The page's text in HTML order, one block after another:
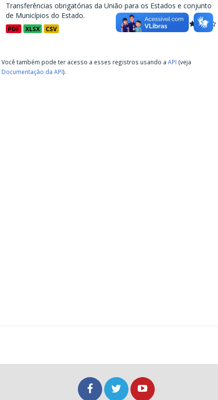
Transferências obrigatórias da União para os Estados e conjunto
de Municípios do Estado.
PDF XLSX CSV
Você também pode ter acesso a esses registros usando a API (veja
Documentação da API).